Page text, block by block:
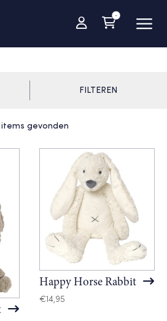
-
FILTEREN
gevonden
Happy Horse Rabbit
€14,95